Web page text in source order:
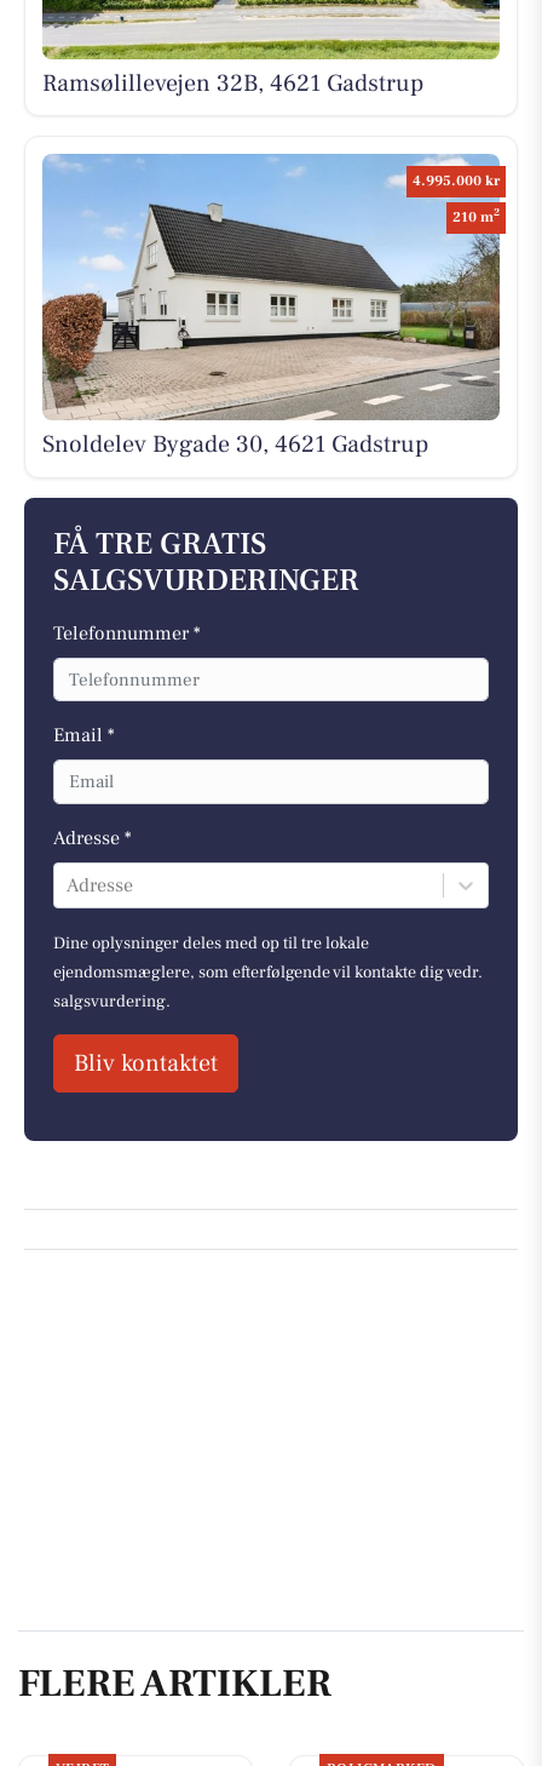
Ramsølillevejen 32B, 4621 Gadstrup
4.995.000 kr
210 m2
Snoldelev Bygade 30, 4621 Gadstrup
FÅ TRE GRATIS
SALGSVURDERINGER
Telefonnummer *
Email *
Adresse *
Adresse
Dine oplysninger deles med op til tre lokale
ejendomsmæglere, som efterfølgende vil kontakte dig vedr.
salgsvurdering.
Bliv kontaktet
FLERE ARTIKLER